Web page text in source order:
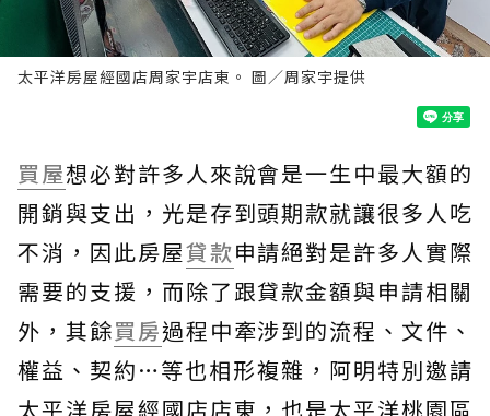
太平洋房屋經國店周家宇店東。 圖／周家宇提供
買屋想必對許多人來說會是一生中最大額的
開銷與支出，光是存到頭期款就讓很多人吃
不消，因此房屋貸款申請絕對是許多人實際
需要的支援，而除了跟貸款金額與申請相關
外，其餘買房過程中牽涉到的流程、文件、
權益、契約…等也相形複雜，阿明特別邀請
太平洋房屋經國店店東，也是太平洋桃園區